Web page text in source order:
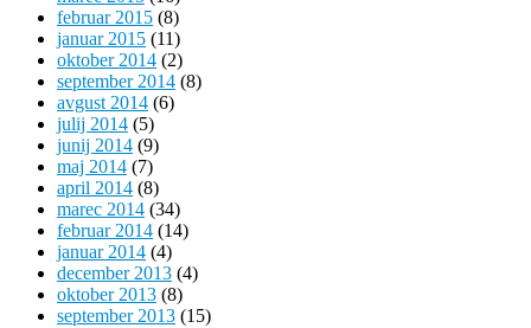
februar 2015 (8)
januar 2015 (11)
oktober 2014 (2)
september 2014 (8)
avgust 2014 (6)
julij 2014 (5)
junij 2014 (9)
maj 2014 (7)
april 2014 (8)
marec 2014 (34)
februar 2014 (14)
januar 2014 (4)
december 2013 (4)
oktober 2013 (8)
september 2013 (15)